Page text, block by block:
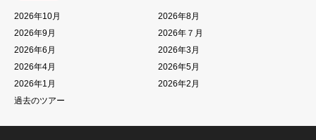
2026年10月
2026年8月
2026年9月
2026年７月
2026年6月
2026年3月
2026年4月
2026年5月
2026年1月
2026年2月
過去のツアー